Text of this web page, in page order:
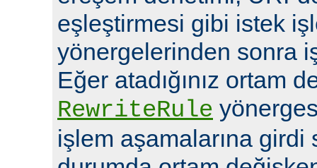
eşleştirmesi gibi istek
yönergelerinden sonra
Eğer atadığınız ortam
RewriteRule
işlem aşamalarına girdi